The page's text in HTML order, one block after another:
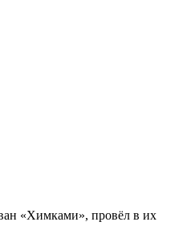
«Химками», провёл в их